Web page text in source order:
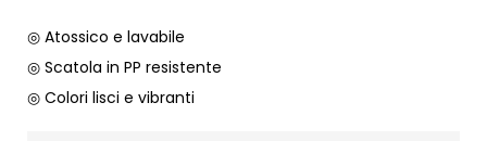
◎ Atossico e lavabile
◎ Scatola in PP resistente
◎ Colori lisci e vibranti